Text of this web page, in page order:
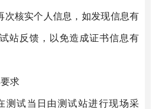
次核实个人信息，如发现信息有
站反馈，以免造成证书信息有
求
测试当日由测试站进行现场采